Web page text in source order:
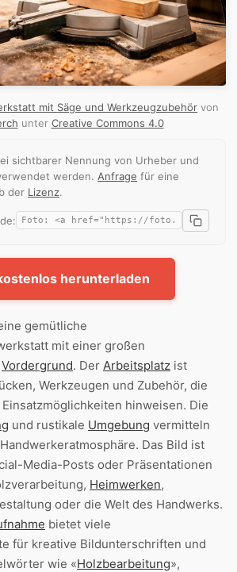
mit Säge und Werkzeugzubehör von
unter Creative Commons 4.0
sichtbarer Nennung von Urheber und
werden. Anfrage für eine
der Lizenz.
herunterladen
gemütliche
mit einer großen
Vordergrund. Der Arbeitsplatz ist
Werkzeugen und Zubehör, die
hinweisen. Die
und rustikale Umgebung vermitteln
Das Bild ist
Media-Posts oder Präsentationen
Heimwerken,
oder die Welt des Handwerks.
bietet viele
für kreative Bildunterschriften und
wie «Holzbearbeitung»,